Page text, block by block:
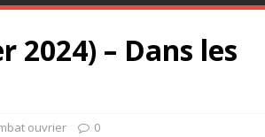
2024) – Dans les
ouvrier 0